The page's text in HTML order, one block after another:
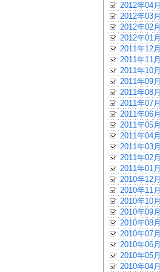
2012年04月
2012年03月
2012年02月
2012年01月
2011年12月
2011年11月
2011年10月
2011年09月
2011年08月
2011年07月
2011年06月
2011年05月
2011年04月
2011年03月
2011年02月
2011年01月
2010年12月
2010年11月
2010年10月
2010年09月
2010年08月
2010年07月
2010年06月
2010年05月
2010年04月